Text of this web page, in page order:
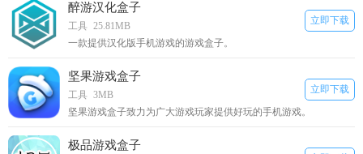
醉游汉化盒子
工具 25.81MB
一款提供汉化版手机游戏的游戏盒子。
立即下载
坚果游戏盒子
工具 3MB
坚果游戏盒子致力为广大游戏玩家提供好玩的手机游戏。
立即下载
极品游戏盒子